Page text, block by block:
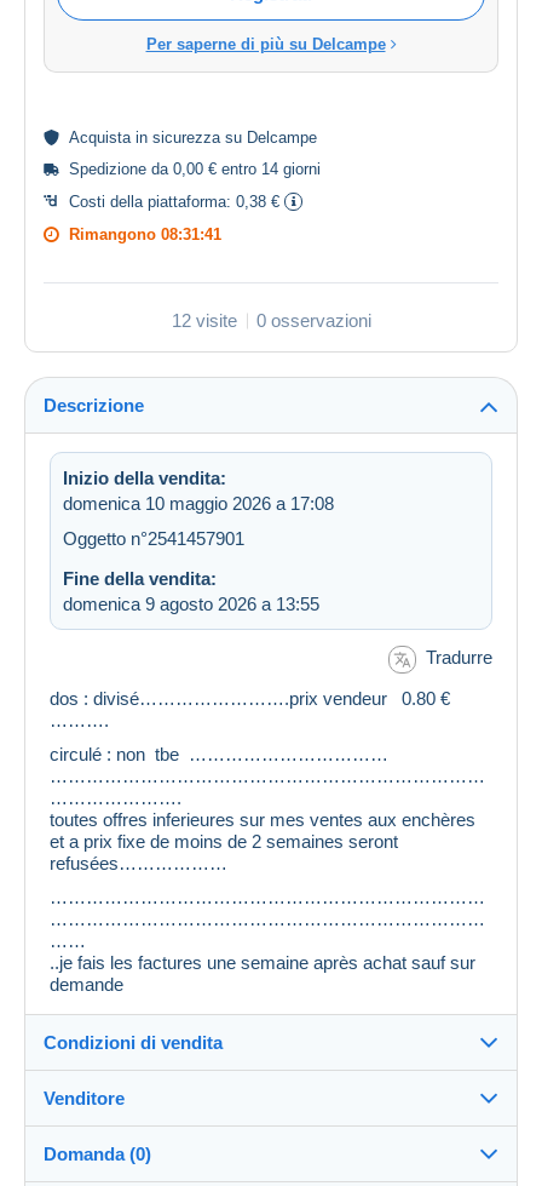
Per saperne di più su Delcampe
Acquista in sicurezzasu Delcampe
Spedizione da 0,00 € entro 14 giorni
Costi della piattaforma: 0,38 €
Rimangono 08:31:40
12 visite 0 osservazioni
Descrizione
Inizio della vendita:
domenica 10 maggio 2026 a 17:08
Oggetto n°2541457901
Fine della vendita:
domenica 9 agosto 2026 a 13:55
Tradurre
dos : divisé…………………….prix vendeur 0.80 €
……….
circulé : non tbe ……………………………
………………………………………………………………
………………….
toutes offres inferieures sur mes ventes aux enchères
et a prix fixe de moins de 2 semaines seront
refusées………………
………………………………………………………………
………………………………………………………………
……
..je fais les factures une semaine après achat sauf sur
demande
Condizioni di vendita
Venditore
Domanda (0)